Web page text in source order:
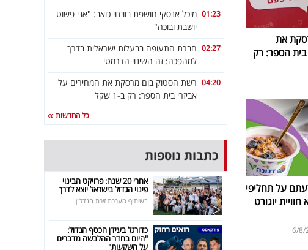
את
בית הספר: רק
על תחליפי
יוגורט
6/8/
01:23 מיכל אנסקי חושפת בווידוי כואב: "אני פשוט
יושבת ובוכה"
02:27 חברת התעופה בבעלות ישראלית בדרך
למהפכה: זה השינוי הדרמטי
04:20 רשת הסטוק בום מרסקת את המחירים על
אביזרי בית הספר: רק ב-1 שקל
כל החדשות
כתבות נוספות
אחרי 20 שנה: פרויקט הבינוי
פינוי הגדול בישראל יוצא לדרך
בשיתוף מערכת זירת הנדל"ן
כדורגל בעידן הכסף הגדול:
"היום בחדר ההלבשה מדברים
על השקעות"